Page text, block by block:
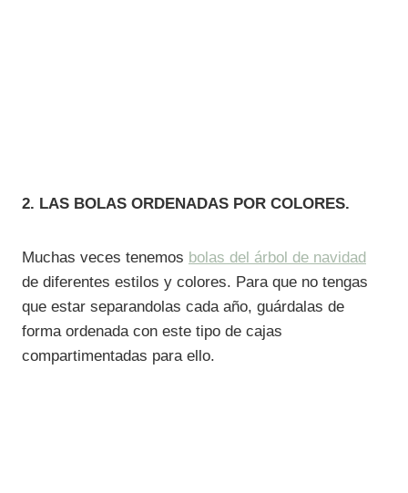
2. LAS BOLAS ORDENADAS POR COLORES.
Muchas veces tenemos bolas del árbol de navidad
de diferentes estilos y colores. Para que no tengas
que estar separandolas cada año, guárdalas de
forma ordenada con este tipo de cajas
compartimentadas para ello.